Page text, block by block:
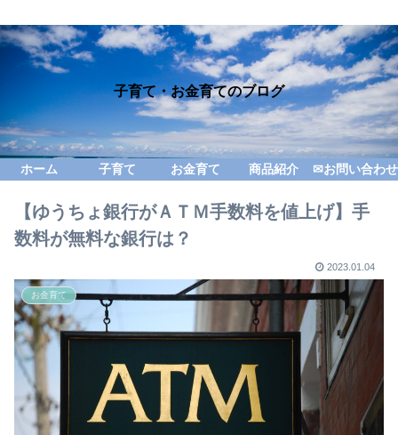
子育て・お金育てのブログ
ホーム 子育て お金育て 商品紹介 ✉お問い合わせ
【ゆうちょ銀行がＡＴＭ手数料を値上げ】手
数料が無料な銀行は？
2023.01.04
お金育て